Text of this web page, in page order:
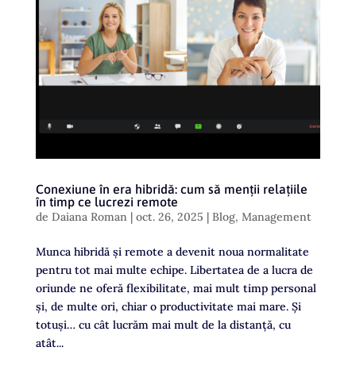
Conexiune în era hibridă: cum să menții relațiile
în timp ce lucrezi remote
de Daiana Roman| oct. 26, 2025 | Blog, Management
Munca hibridă și remote a devenit noua normalitate
pentru tot mai multe echipe. Libertatea de a lucra de
oriunde ne oferă flexibilitate, mai mult timp personal
și, de multe ori, chiar o productivitate mai mare. Și
totuși… cu cât lucrăm mai mult de la distanță, cu
atât...